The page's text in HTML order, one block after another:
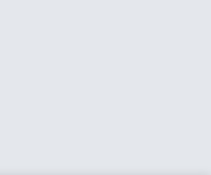
der EU-Norm wird ein
eine lange Akku-
Aufladekabel lädt